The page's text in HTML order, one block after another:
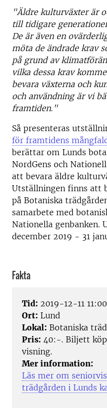
"Äldre kulturväxter är
till tidigare
De är även en
möta de ändrade krav
på grund av
vilka dessa krav
bevara växterna och
och användning är vi
framtiden."
Så presenteras
för framtidens
berättar om Lunds
NordGens och
att bevara äldre
Utställningen finns att
på Botaniska
samarbete med
Nationella genbanken.
december 2019 - 31
Fakta
Tid: 2019-12-11 11:00
Ort: Lund
Lokal: Botaniska
Pris: 40:-. Biljett
visning.
Mer information:
Läs mer om
trädgården i Lunds